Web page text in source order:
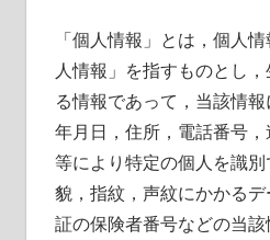
「個人情報」とは，個人
人情報」を指すものとし
る情報であって，当該情
年月日，住所，電話番号
等により特定の個人を識
貌，指紋，声紋にかかる
証の保険者番号などの当